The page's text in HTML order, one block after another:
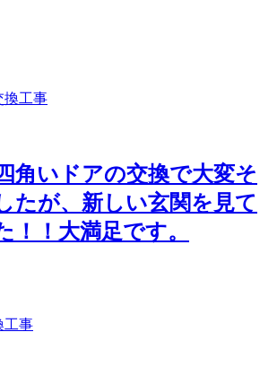
角いドアの交換で大変そ
たが、新しい玄関を見て
！！大満足です。